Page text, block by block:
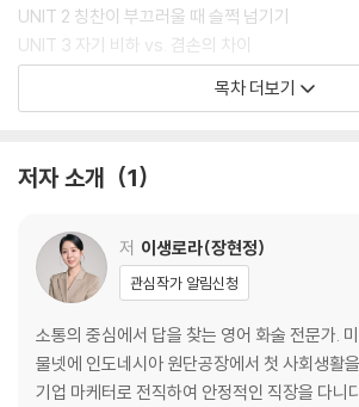
UNIT 2 칭찬이 부끄러울 때 슬쩍 넘기기
UNIT 3 자기 비하 vs. 겸손의 차이
UNIT 4 정직한데 있어 보이는 자기PR
UNIT 5 무턱대고 사과하지 않기
SECTION 2 가벼운 vs 무거운 대화의 상황을 구별
UNIT 2 침묵 속에서 대화의 실마리를 찾는 표현
UNIT 3 불편한 대화 피하기
UNIT 4 불평이나 험담에 반응하기
UNIT 5 식사 자리에 맞는 말하기
UNIT 6 영어의 존댓말
Section 2 대화 현장에 적용하기
목차 더보기
저자 소개 1
저 이생로라(장현정)
관심작가 알림신청
소통의 중심에서 답을 찾는 영어 화술 전문가.
물넷에 인도네시아 원단공장에서 첫 사회생활
기업 마케터로 전직하여 안정적인 직장을 다니